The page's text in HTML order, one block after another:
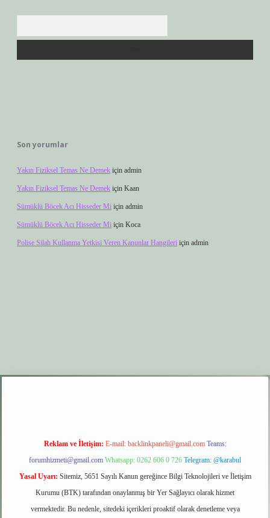
Son yorumlar
Yakın Fiziksel Temas Ne Demek için admin
Yakın Fiziksel Temas Ne Demek için Kaan
Sümüklü Böcek Acı Hisseder Mi için admin
Sümüklü Böcek Acı Hisseder Mi için Koca
Polise Silah Kullanma Yetkisi Veren Kanunlar Hangileri için admin
elexbet giriş
Reklam ve İletişim: E-mail: backlinkpaneli@gmail.com Teams:
forumhizmeti@gmail.com Whatsapp: 0262 606 0 726 Telegram: @karabul
Yasal Uyarı: Sitemiz, 5651 Sayılı Kanun gereğince Bilgi Teknolojileri ve İletişim
Kurumu (BTK) tarafından onaylanmış bir Yer Sağlayıcı olarak hizmet
vermektedir. Bu nedenle, sitedeki içerikleri proaktif olarak denetleme veya